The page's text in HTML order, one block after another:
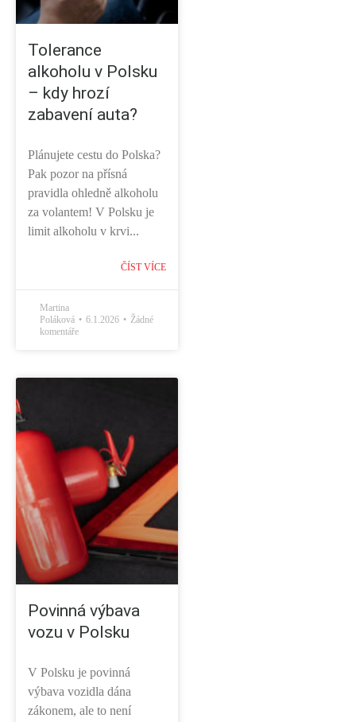
Tolerance
alkoholu v Polsku
– kdy hrozí
zabavení auta?
Plánujete cestu do Polska?
Pak pozor na přísná
pravidla ohledně alkoholu
za volantem! V Polsku je
limit alkoholu v krvi...
ČÍST VÍCE
Martina
Poláková
6.1.2026
Žádné
komentáře
Povinná výbava
vozu v Polsku
V Polsku je povinná
výbava vozidla dána
zákonem, ale to není